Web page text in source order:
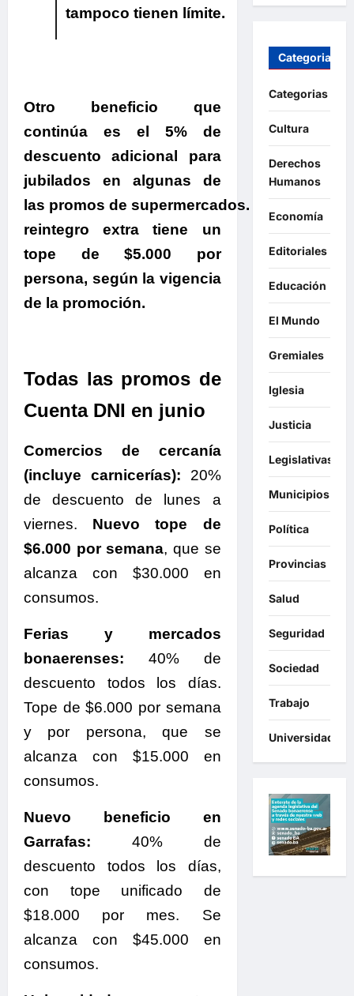
tampoco tienen límite.
Otro beneficio que
continúa es el 5% de
descuento adicional para
jubilados en algunas de
las promos de supermercados. Este
reintegro extra tiene un
tope de $5.000 por
persona, según la vigencia
de la promoción.
Todas las promos de
Cuenta DNI en junio
Comercios de cercanía
(incluye carnicerías): 20%
de descuento de lunes a
viernes. Nuevo tope de
$6.000 por semana, que se
alcanza con $30.000 en
consumos.
Ferias y mercados
bonaerenses: 40% de
descuento todos los días.
Tope de $6.000 por semana
y por persona, que se
alcanza con $15.000 en
consumos.
Nuevo beneficio en
Garrafas: 40% de
descuento todos los días,
con tope unificado de
$18.000 por mes. Se
alcanza con $45.000 en
consumos.
Categorias
Categorias
Cultura
Derechos
Humanos
Economía
Editoriales
Educación
El Mundo
Gremiales
Iglesia
Justicia
Legislativas
Municipios
Política
Provincias
Salud
Seguridad
Sociedad
Trabajo
Universidades